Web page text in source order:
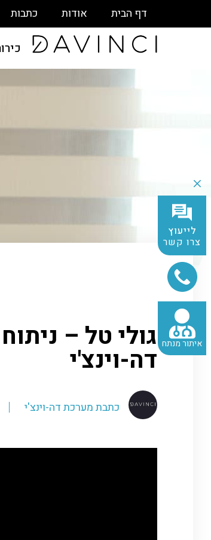
דף הבית אודות כתבות
לייעוץ
צרו קשר
איתור מנתח גולי טל –
דה-וינצ'י
כתבת מערכת דה-וינצ'י